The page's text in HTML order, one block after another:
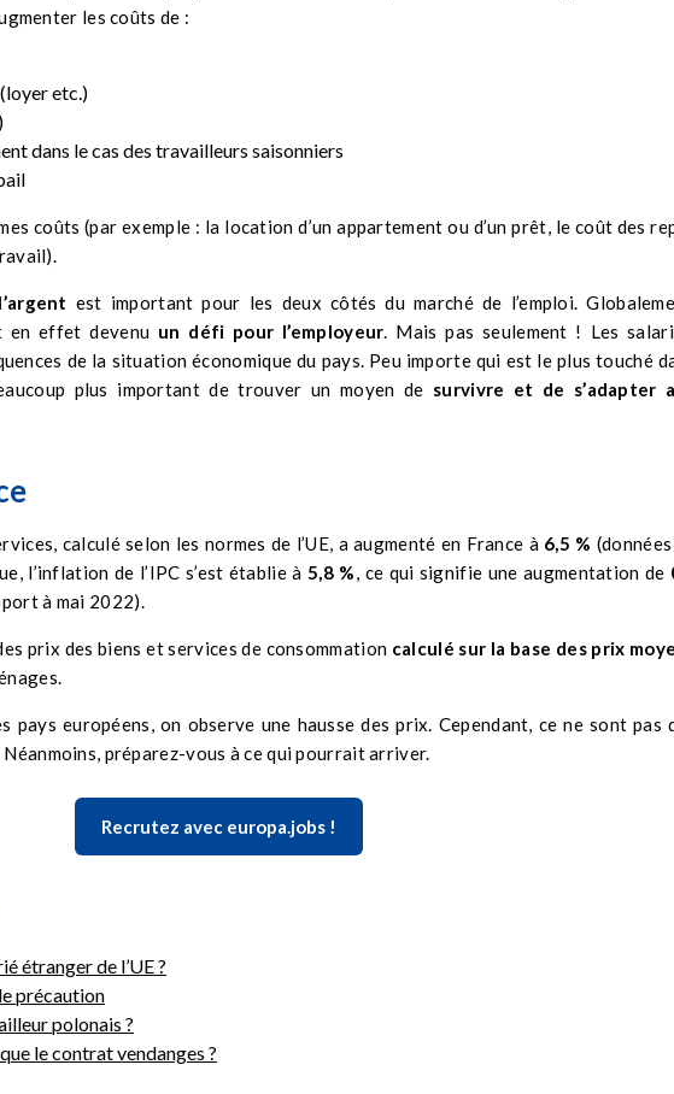
les coûts de :
etc.)
dans le cas des travailleurs saisonniers
coûts (par exemple : la location d’un appartement ou d’un prêt, le coût des
est important pour les deux côtés du marché de l’emploi.
en effet devenu un défi pour l’employeur. Mais pas seulement ! Les
de la situation économique du pays. Peu importe qui est le plus touché
plus important de trouver un moyen de survivre et de s’adapter
calculé selon les normes de l’UE, a augmenté en France à 6,5 %
l’inflation de l’IPC s’est établie à5,8 %, ce qui signifie une augmentation de
à mai 2022).
prix des biens et services de consommation calculé sur la base des prix
pays européens, on observe une hausse des prix. Cependant, ce ne sont pas
préparez-vous à ce qui pourrait arriver.
Recrutez avec europa.jobs !
étranger de l’UE ?
précaution
polonais ?
le contrat vendanges ?